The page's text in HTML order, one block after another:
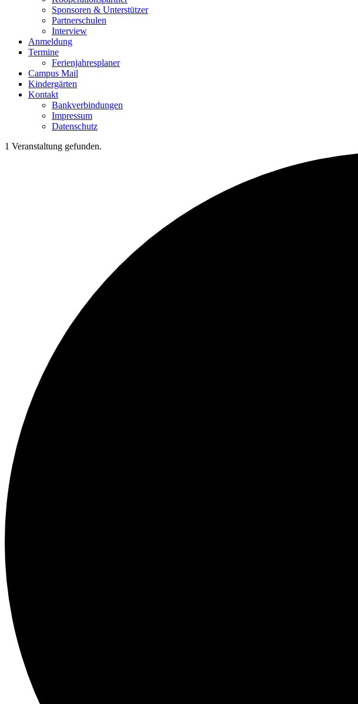
Sponsoren & Unterstützer
Partnerschulen
Interview
Anmeldung
Termine
Ferienjahresplaner
Campus Mail
Kindergärten
Kontakt
Bankverbindungen
Impressum
Datenschutz
1 Veranstaltung gefunden.